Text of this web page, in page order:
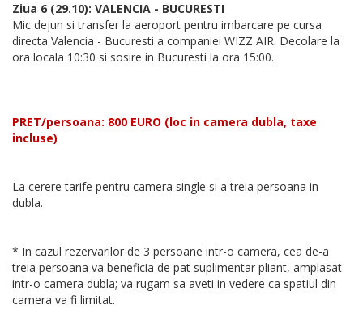
Ziua 6 (29.10): VALENCIA - BUCURESTI
Mic dejun si transfer la aeroport pentru imbarcare pe cursa
directa Valencia - Bucuresti a companiei WIZZ AIR. Decolare la
ora locala 10:30 si sosire in Bucuresti la ora 15:00.
PRET/persoana: 800 EURO (loc in camera dubla, taxe
incluse)
La cerere tarife pentru camera single si a treia persoana in
dubla.
* In cazul rezervarilor de 3 persoane intr-o camera, cea de-a
treia persoana va beneficia de pat suplimentar pliant, amplasat
intr-o camera dubla; va rugam sa aveti in vedere ca spatiul din
camera va fi limitat.